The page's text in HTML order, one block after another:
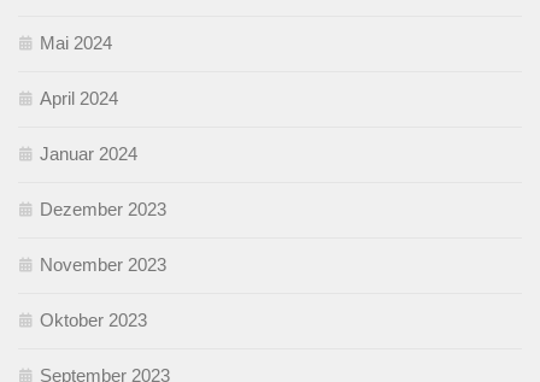
Mai 2024
April 2024
Januar 2024
Dezember 2023
November 2023
Oktober 2023
September 2023